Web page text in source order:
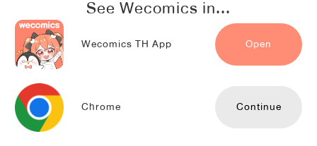
See Wecomics in...
Wecomics TH App Open
Chrome Continue